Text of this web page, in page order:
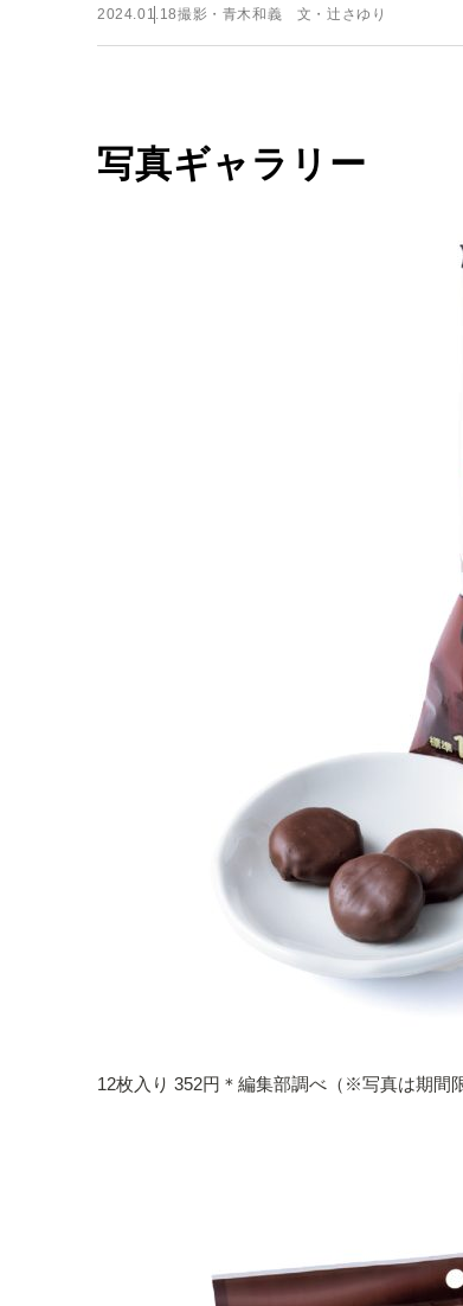
2024.01.18撮影・青木和義 文・辻さゆり
写真ギャラリー
12枚入り 352円＊編集部調べ（※写真は期間